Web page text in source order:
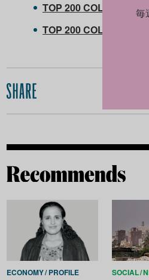
TOP 200
TOP 200 COLLECTORS
ECONOMY PROFILE SOCIAL
毎